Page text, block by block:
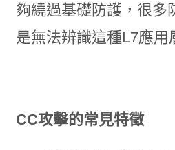
夠繞過基礎防護，很多
是無法辨識這種L7應用
CC攻擊的常見特徵